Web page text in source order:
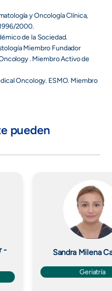
y Oncología Clínica,
2000.
de la Sociedad.
Miembro Fundador
. Miembro Activo de
Oncology. ESMO. Miembro
pueden
-
Imagen
Sandra Milena
Geriatría